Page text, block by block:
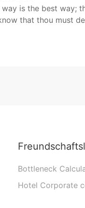
is the best way;
that thou must
Bottleneck
Hotel Corporate